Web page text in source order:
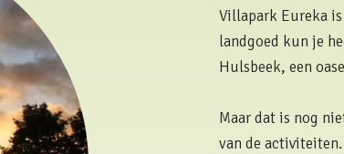
Villapark Eureka
landgoed kun je
Hulsbeek, een
Maar dat is nog
van de activiteiten.